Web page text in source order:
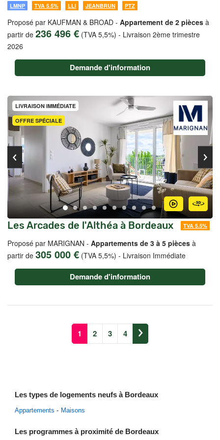
LMNP TVA 5.5% LLI JEANBRUN PTZ
Proposé par KAUFMAN & BROAD - Appartement de 2 pièces à
partir de 236 496 € (TVA 5,5%) - Livraison 2ème trimestre
2026
Demande d'information
OFFRE SPÉCIALE
LIVRAISON IMMÉDIATE
Les Arcades de l'Althéa à Bordeaux TVA 5.5%
Proposé par MARIGNAN - Appartements de 3 à 5 pièces à
partir de 305 000 € (TVA 5,5%) - Livraison Immédiate
Demande d'information
1 2 3 4
Les types de logements neufs à Bordeaux
Appartements Maisons
Les programmes à proximité de Bordeaux